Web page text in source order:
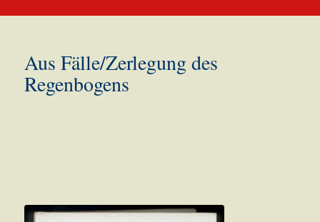
Aus Fälle/Zerlegung des
Regenbogens